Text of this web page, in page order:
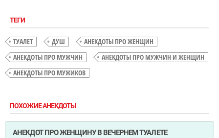
ТЕГИ
ТУАЛЕТ ДУШ
АНЕКДОТЫ ПРО ЖЕНЩИН
АНЕКДОТЫ ПРО МУЖЧИН
АНЕКДОТЫ ПРО МУЖЧИН И ЖЕНЩИН
АНЕКДОТЫ ПРО МУЖИКОВ
ПОХОЖИЕ АНЕКДОТЫ
АНЕКДОТ ПРО ЖЕНЩИНУ В ВЕЧЕРНЕМ ТУАЛЕТЕ